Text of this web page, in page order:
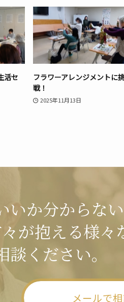
活セ
フラワーアレンジメントに
戦！
2025年11月13日
いか分からな
が抱える様々
ください。
メールで